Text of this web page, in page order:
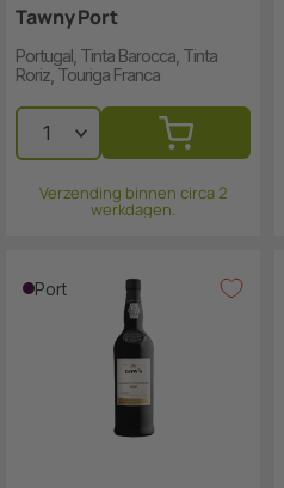
Tawny Port
Portugal, Tinta Barocca, Tinta
Roriz, Touriga Franca
Verzending binnen circa 2
werkdagen.
Port